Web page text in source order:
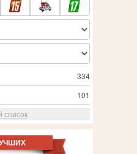
334
101
список